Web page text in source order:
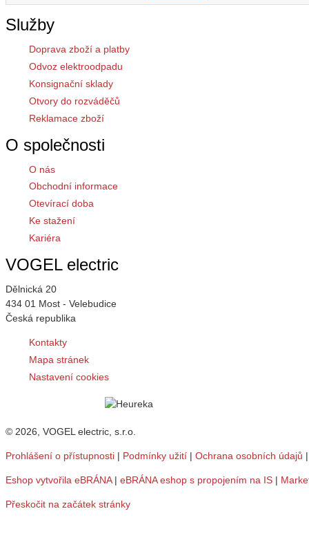
Služby
Doprava zboží a platby
Odvoz elektroodpadu
Konsignační sklady
Otvory do rozváděčů
Reklamace zboží
O společnosti
O nás
Obchodní informace
Otevírací doba
Ke stažení
Kariéra
VOGEL electric
Dělnická 20
434 01 Most - Velebudice
Česká republika
Kontakty
Mapa stránek
Nastavení cookies
© 2026, VOGEL electric, s.r.o.
Prohlášení o přístupnosti | Podmínky užití | Ochrana osobních údajů
Eshop vytvořila eBRÁNA| eBRÁNA eshop s propojením na IS |
Přeskočit na začátek stránky